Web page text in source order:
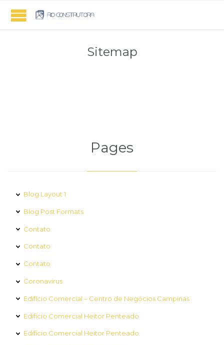
Sitemap
Pages
Blog Layout 1
Blog Post Formats
Contato
Contato
Contato
Coronavirus
Edifício Comercial – Centro de Negócios Campinas
Edifício Comercial Heitor Penteado
Edifício Comercial Heitor Penteado